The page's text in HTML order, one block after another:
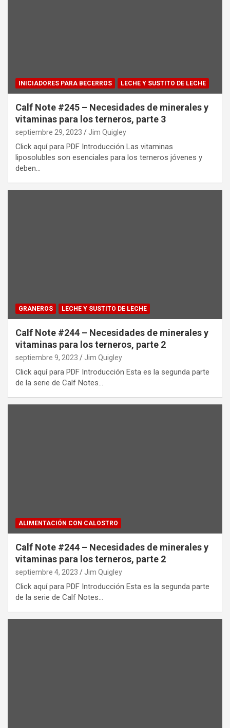
INICIADORES PARA BECERROS LECHE Y SUSTITO DE LECHE
Calf Note #245 – Necesidades de minerales y
vitaminas para los terneros, parte 3
septiembre 29, 2023 Jim Quigley
Click aquí para PDF Introducción Las vitaminas
liposolubles son esenciales para los terneros jóvenes y
deben…
GRANEROS LECHE Y SUSTITO DE LECHE
Calf Note #244 – Necesidades de minerales y
vitaminas para los terneros, parte 2
septiembre 9, 2023 Jim Quigley
Click aquí para PDF Introducción Esta es la segunda parte
de la serie de Calf Notes…
ALIMENTACIÓN CON CALOSTRO
Calf Note #244 – Necesidades de minerales y
vitaminas para los terneros, parte 2
septiembre 4, 2023 Jim Quigley
Click aquí para PDF Introducción Esta es la segunda parte
de la serie de Calf Notes…